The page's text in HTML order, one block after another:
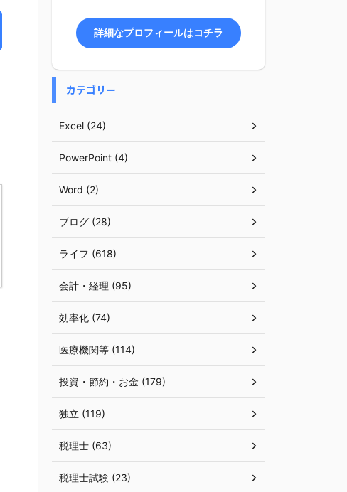
詳細なプロフィールはコチラ
カテゴリー
Excel (24)
PowerPoint (4)
Word (2)
ブログ (28)
ライフ (618)
会計・経理 (95)
効率化 (74)
医療機関等 (114)
投資・節約・お金 (179)
独立 (119)
税理士 (63)
税理士試験 (23)